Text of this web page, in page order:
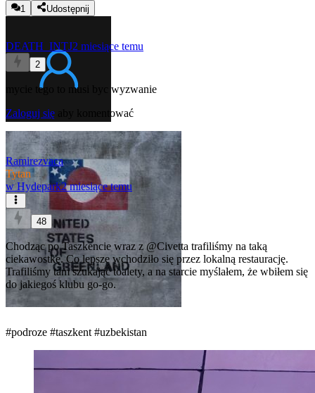
1 Udostępnij
DEATH_INTJ2 miesiące temu
2
mycie tego to musi byc wyzwanie
Zaloguj się aby komentować
Ramirezvaca
Tytan
w Hydepark2 miesiące temu
48
Chodząc po Taszkencie wraz z @Civetta trafiliśmy na taką
ciekawostkę. Co lepsze wchodziło się przez lokalną restaurację.
Trafiliśmy tam szukając toalety, a na starcie myślałem, że wbiłem się
do jakiegoś klubu go-go.
#podroze #taszkent #uzbekistan